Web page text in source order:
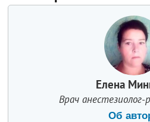
Елена
Врач
Об